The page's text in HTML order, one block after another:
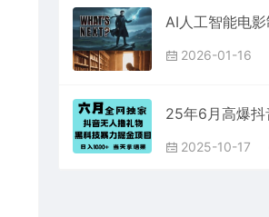
2026-01-16
2025-10-17